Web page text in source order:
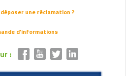
une réclamation ?
d’informations
: